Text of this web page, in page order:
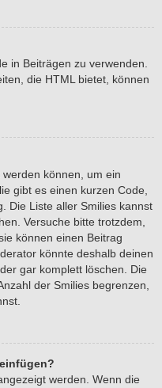
in Beiträgen zu verwenden.
die HTML bietet, können
können, um ein
gibt es einen kurzen Code,
Die Liste aller Smilies kannst
Versuche bitte trotzdem,
können einen Beitrag
könnte deshalb deinen
gar komplett löschen. Die
der Smilies begrenzen,
werden. Wenn die